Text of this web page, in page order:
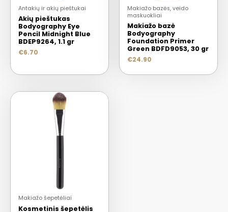
Antakių ir akių pieštukai
Akių pieštukas
Bodyography Eye
Pencil Midnight Blue
BDEP9264, 1.1 gr
€6.70
Makiažo bazės, veido
maskuokliai
Makiažo bazė
Bodyography
Foundation Primer
Green BDFD9053, 30 gr
€24.90
Makiažo šepetėliai
Kosmetinis šepetėlis